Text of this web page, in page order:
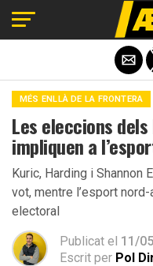
MÉS ENLLÀ DE LA FRONTERA
Les eleccions
impliquen a
Kuric, Harding i Shannon
vot, mentre l’esport
electoral
Publicat el 11/
Escrit per Pol
Exit